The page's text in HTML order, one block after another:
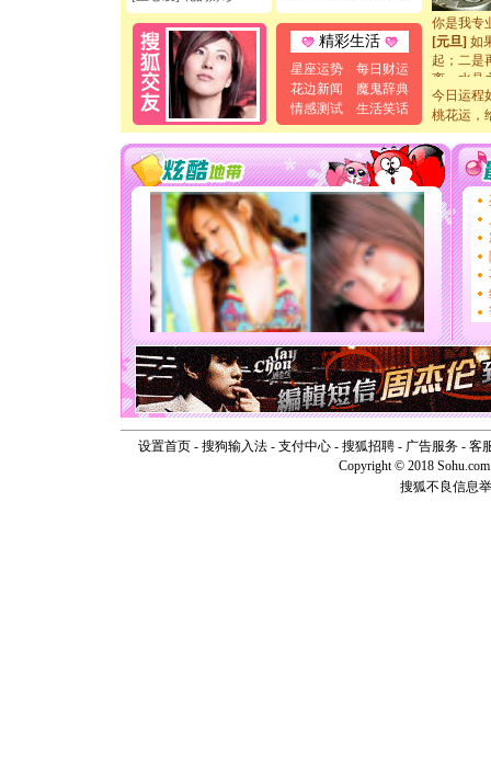
精彩生活
星座运势
每日财运
花边新闻
魔鬼辞典
情感测试
生活笑话
你是我专
[元旦]如
起；二是
离。水晶
[元旦]当
泣，这痛
卖了。水
[春节]风
颜！冬
道一声
[春节]
传
片叶子
送你一
[圣诞节]
你太多
要平安
[圣诞节]
能正大
天都要快
[圣诞节]
如意,快
[元旦]看
你是我专
[元旦] 如
起；二是
今日运程
桃花运，
设置首页- 搜狗输入法- 支付中心- 搜狐招聘- 广告服务- 客
Copyright © 2018
搜狐不良信息